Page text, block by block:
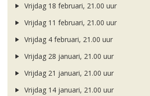
Vrijdag 18 februari, 21.00 uur
Vrijdag 11 februari, 21.00 uur
Vrijdag 4 februari, 21.00 uur
Vrijdag 28 januari, 21.00 uur
Vrijdag 21 januari, 21.00 uur
Vrijdag 14 januari, 21.00 uur